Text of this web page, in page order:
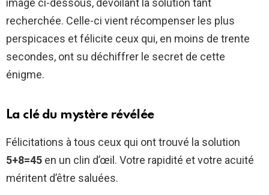
image ci-dessous, dévoilant la solution tant
recherchée. Celle-ci vient récompenser les plus
perspicaces et félicite ceux qui, en moins de trente
secondes, ont su déchiffrer le secret de cette
énigme.
La clé du mystère révélée
Félicitations à tous ceux qui ont trouvé la solution
5+8=45 en un clin d’œil. Votre rapidité et votre acuité
méritent d’être saluées.